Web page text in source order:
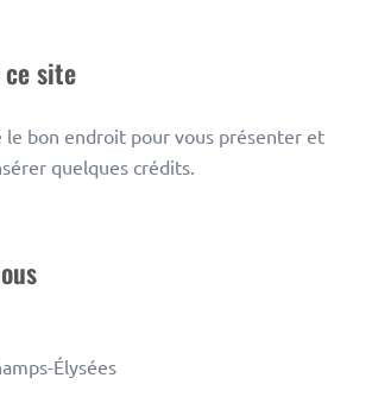
ce site
le bon endroit pour vous présenter et
quelques crédits.
Élysées